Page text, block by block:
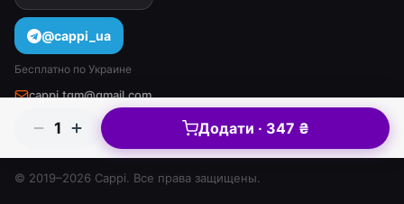
1 Додати · 347 ₴
@cappi_ua
Бесплатно по Украине
cappi.tgm@gmail.com
© 2019–2026 Cappi. Все права защищены.